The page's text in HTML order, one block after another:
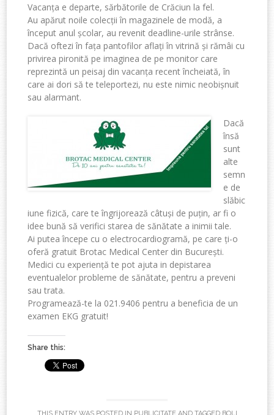
Vacanța e departe, sărbătorile de Crăciun la fel.
Au apărut noile colecții în magazinele de modă, a
început anul școlar, au revenit deadline-urile strânse.
Dacă oftezi în fața pantofilor aflați în vitrină și rămâi cu
privirea pironită pe imaginea de pe monitor care
reprezintă un peisaj din vacanța recent încheiată, în
care ai dori să te teleportezi, nu este nimic neobișnuit
sau alarmant.
Dacă
însă
sunt
alte
semn
e de
slăbic
iune fizică, care te îngrijorează câtuși de puțin, ar fi o
idee bună să verifici starea de sănătate a inimii tale.
Ai putea începe cu o electrocardiogramă, pe care ți-o
oferă gratuit Brotac Medical Center din București.
Medici cu experiență te pot ajuta in depistarea
eventualelor probleme de sănătate, pentru a preveni
sau trata.
Programează-te la 021.9406 pentru a beneficia de un
examen EKG gratuit!
Share this: